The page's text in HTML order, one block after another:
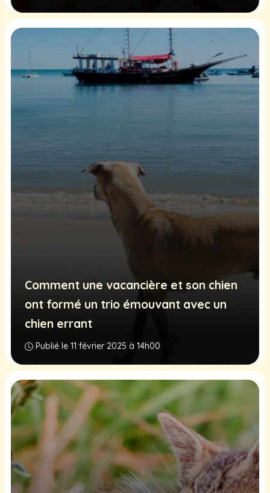
Comment une vacancière et son chien
ont formé un trio émouvant avec un
chien errant
Publié le 11 février 2025 à 14h00